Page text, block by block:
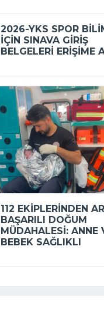
2026-YKS SPOR
IÇIN SINAVA GIRIŞ
BELGELERI ERIŞIME
112 EKIPLERINDEN
BAŞARILI DOĞUM
MÜDAHALESI: ANNE
BEBEK SAĞLIKLI